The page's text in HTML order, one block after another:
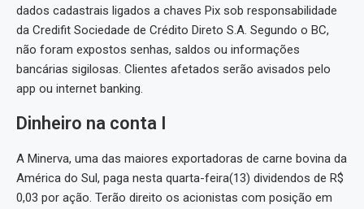
dados cadastrais ligados a chaves Pix sob responsabilidade
da Credifit Sociedade de Crédito Direto S.A. Segundo o BC,
não foram expostos senhas, saldos ou informações
bancárias sigilosas. Clientes afetados serão avisados pelo
app ou internet banking.
Dinheiro na conta I
A Minerva, uma das maiores exportadoras de carne bovina da
América do Sul, paga nesta quarta-feira(13) dividendos de R$
0,03 por ação. Terão direito os acionistas com posição em